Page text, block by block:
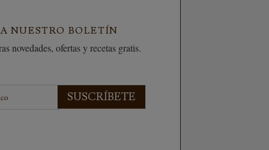
NUESTRO BOLETÍN
novedades, ofertas y recetas gratis.
SUSCRÍBETE